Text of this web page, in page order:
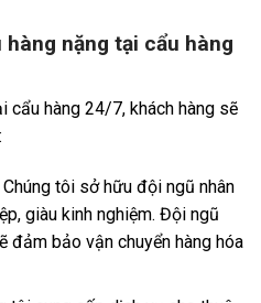
nặng tại cẩu hàng
cẩu hàng 24/7, khách hàng sẽ
tôi sở hữu đội ngũ nhân
giàu kinh nghiệm. Đội ngũ
đảm bảo vận chuyển hàng hóa